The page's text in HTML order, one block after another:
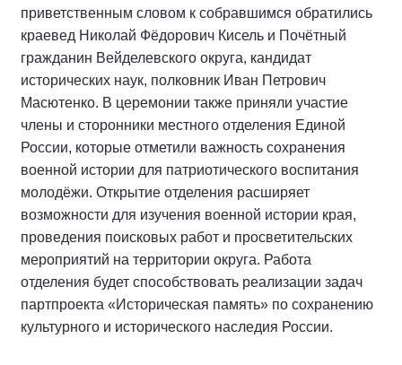
приветственным словом к собравшимся обратились
краевед Николай Фёдорович Кисель и Почётный
гражданин Вейделевского округа, кандидат
исторических наук, полковник Иван Петрович
Масютенко. В церемонии также приняли участие
члены и сторонники местного отделения Единой
России, которые отметили важность сохранения
военной истории для патриотического воспитания
молодёжи. Открытие отделения расширяет
возможности для изучения военной истории края,
проведения поисковых работ и просветительских
мероприятий на территории округа. Работа
отделения будет способствовать реализации задач
партпроекта «Историческая память» по сохранению
культурного и исторического наследия России.